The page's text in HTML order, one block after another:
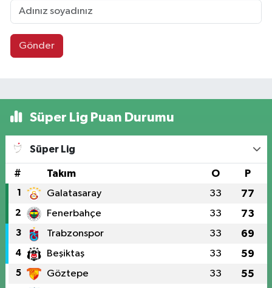
Gönder
Süper Lig Puan Durumu
Süper Lig
# Takım O P
1 Galatasaray 33 77
2 Fenerbahçe 33 73
3 Trabzonspor 33 69
4 Beşiktaş 33 59
5 Göztepe 33 55